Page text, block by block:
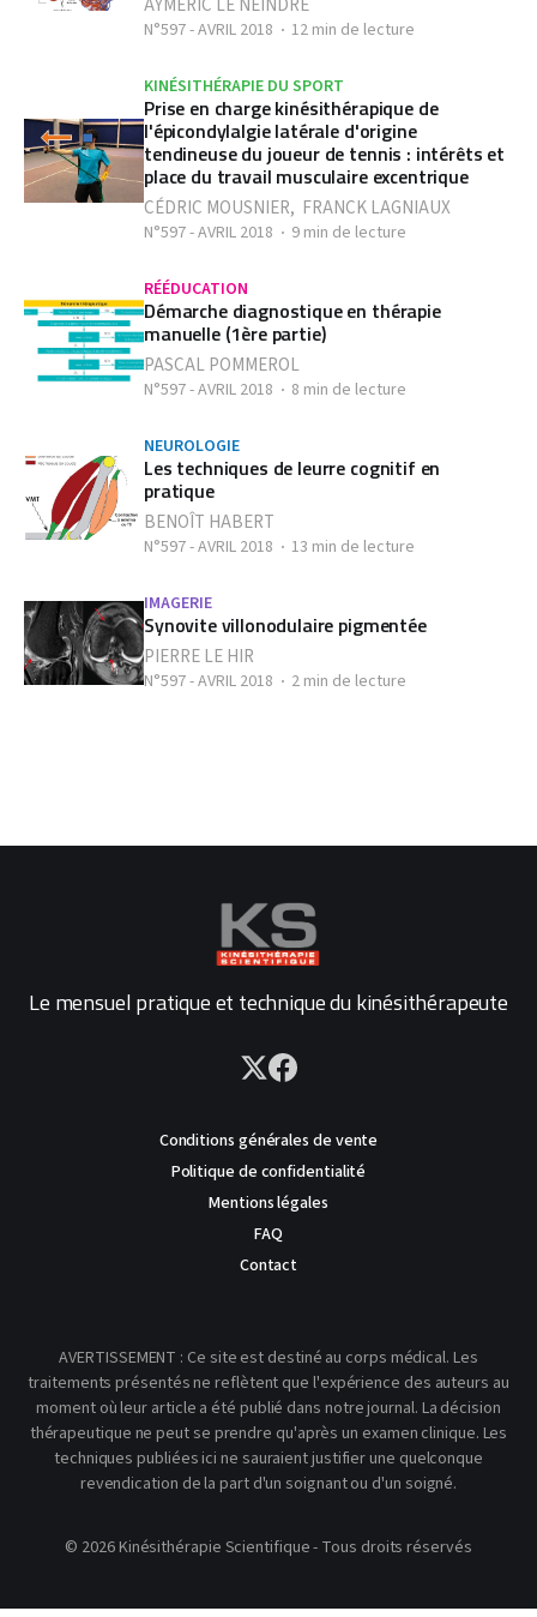
AYMERIC LE NEINDRE
N°597 - AVRIL 2018 12 min de lecture
KINÉSITHÉRAPIE DU SPORT
Prise en charge kinésithérapique de
l'épicondylalgie latérale d'origine
tendineuse du joueur de tennis : intérêts et
place du travail musculaire excentrique
CÉDRIC MOUSNIER, FRANCK LAGNIAUX
N°597 - AVRIL 2018 9 min de lecture
RÉÉDUCATION
Démarche diagnostique en thérapie
manuelle (1ère partie)
PASCAL POMMEROL
N°597 - AVRIL 2018 8 min de lecture
NEUROLOGIE
Les techniques de leurre cognitif en
pratique
BENOÎT HABERT
N°597 - AVRIL 2018 13 min de lecture
IMAGERIE
Synovite villonodulaire pigmentée
PIERRE LE HIR
N°597 - AVRIL 2018 2 min de lecture
Le mensuel pratique et technique du kinésithérapeute
Conditions générales de vente
Politique de confidentialité
Mentions légales
FAQ
Contact
AVERTISSEMENT : Ce site est destiné au corps médical. Les
traitements présentés ne reflètent que l'expérience des auteurs au
moment où leur article a été publié dans notre journal. La décision
thérapeutique ne peut se prendre qu'après un examen clinique. Les
techniques publiées ici ne sauraient justifier une quelconque
revendication de la part d'un soignant ou d'un soigné.
© 2026 Kinésithérapie Scientifique - Tous droits réservés